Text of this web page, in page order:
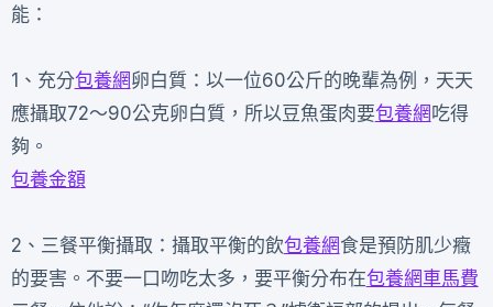
能：
1、充分包養網卵白質：以一位60公斤的晚輩為例，天天
應攝取72～90公克卵白質，所以豆魚蛋肉要包養網吃得
夠。
包養金額
2、三餐平衡攝取：攝取平衡的飲包養網食是預防肌少癥
的要害。不要一口吻吃太多，要平衡分布在包養網車馬費